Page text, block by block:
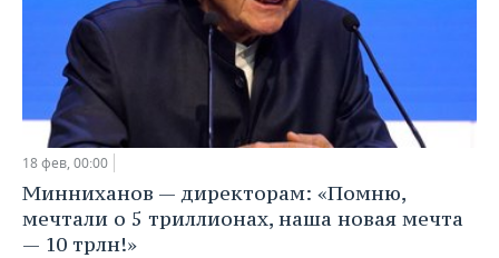
18 фев, 00:00
Минниханов — директорам: «Помню,
мечтали о 5 триллионах, наша новая мечта
— 10 трлн!»